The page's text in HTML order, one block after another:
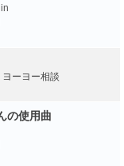
ヨーヨー相談
の使用曲